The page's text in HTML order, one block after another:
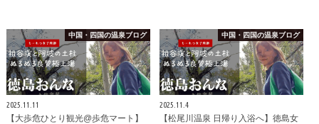
中国・四国の温泉ブログ
2025.11.11
【大歩危ひとり観光@歩危マート】
中国・四国の温泉ブログ
2025.11.4
【松尾川温泉 日帰り入浴へ】徳島女